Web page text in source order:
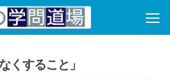
くすること」